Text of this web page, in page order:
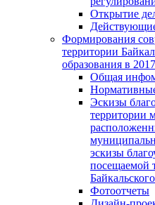
Открытие
Формирования
территории
образования в
Общая
Эскизы
территории
эскизы
посещаемой
Фотоотчеты